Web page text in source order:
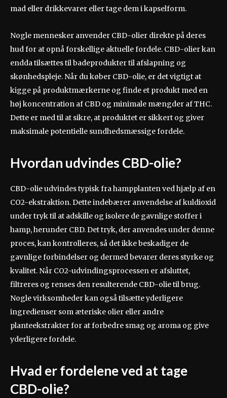
mad eller drikkevarer eller tage dem i kapselform.
Nogle mennesker anvender CBD-olier direkte på deres
hud for at opnå forskellige aktuelle fordele. CBD-olier kan
endda tilsættes til badeprodukter til afslapning og
skønhedspleje. Når du køber CBD-olie, er det vigtigt at
kigge på produktmærkerne og finde et produkt med en
høj koncentration af CBD og minimale mængder af THC.
Dette er med til at sikre, at produktet er sikkert og giver
maksimale potentielle sundhedsmæssige fordele.
Hvordan udvindes CBD-olie?
CBD-olie udvindes typisk fra hampplanten ved hjælp af en
CO2-ekstraktion. Dette indebærer anvendelse af kuldioxid
under tryk til at adskille og isolere de gavnlige stoffer i
hamp, herunder CBD. Det tryk, der anvendes under denne
proces, kan kontrolleres, så det ikke beskadiger de
gavnlige forbindelser og dermed bevarer deres styrke og
kvalitet. Når CO2-udvindingsprocessen er afsluttet,
filtreres og renses den resulterende CBD-olie til brug.
Nogle virksomheder kan også tilsætte yderligere
ingredienser som æteriske olier eller andre
planteekstrakter for at forbedre smag og aroma og give
yderligere fordele.
Hvad er fordelene ved at tage
CBD-olie?